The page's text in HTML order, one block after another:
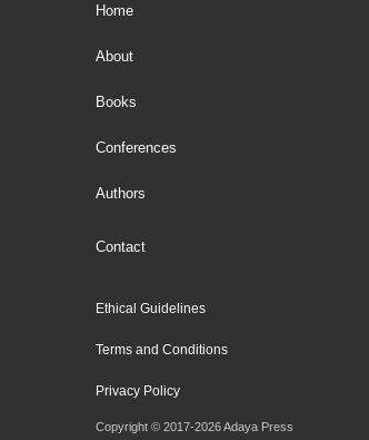
Home
About
Books
Conferences
Authors
Contact
Ethical Guidelines
Terms and Conditions
Privacy Policy
Copyright © 2017-2026 Adaya Press